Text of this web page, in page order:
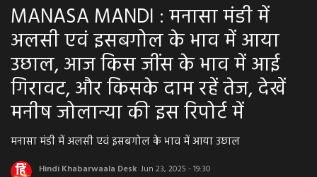
Home
धर्म & ज्योतिष
बड़ी खबर
मध्यप्रदेश
राजस्थान
MANASA MANDI : मनासा मंडी में
अलसी एवं इसबगोल के भाव में आया
उछाल, आज किस जींस के भाव में आई
गिरावट, और किसके दाम रहें तेज, देखें
मनीष जोलान्या की इस रिपोर्ट में
मनासा मंडी में अलसी एवं इसबगोल के भाव में आया उछाल
Hindi Khabarwaala Desk Jun 23, 2025 - 19:30